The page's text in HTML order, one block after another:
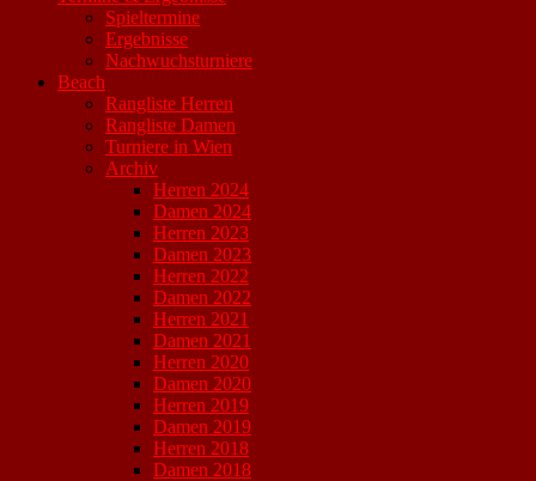
Spieltermine
Ergebnisse
Nachwuchsturniere
Beach
Rangliste Herren
Rangliste Damen
Turniere in Wien
Archiv
Herren 2024
Damen 2024
Herren 2023
Damen 2023
Herren 2022
Damen 2022
Herren 2021
Damen 2021
Herren 2020
Damen 2020
Herren 2019
Damen 2019
Herren 2018
Damen 2018